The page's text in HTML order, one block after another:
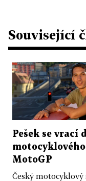
Související
Pešek se vrací
MotoGP
Český